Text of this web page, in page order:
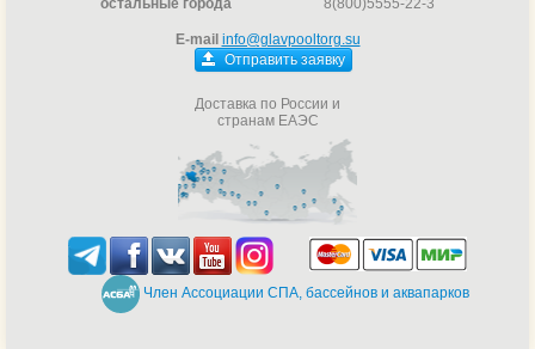
E-mail info@glavpooltorg.su
Отправить заявку
Доставка по России и
странам ЕАЭС
Член Ассоциации СПА, бассейнов и аквапарков